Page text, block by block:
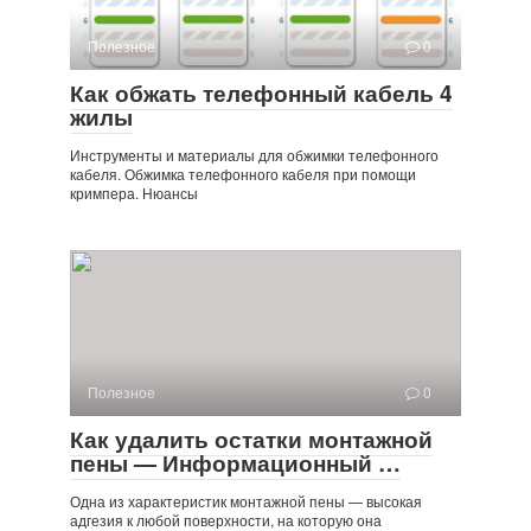
Полезное 0
Как обжать телефонный кабель 4
жилы
Инструменты и материалы для обжимки телефонного
кабеля. Обжимка телефонного кабеля при помощи
кримпера. Нюансы
Полезное 0
Как удалить остатки монтажной
пены — Информационный …
Одна из характеристик монтажной пены — высокая
адгезия к любой поверхности, на которую она